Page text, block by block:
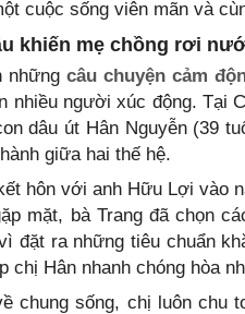
cuộc sống viên mãn và
khiến mẹ chồng rơi
nhữngcâu chuyện cảm
nhiều người xúc động. Tại
dâu út Hân Nguyễn (39
giữa hai thế hệ.
hôn với anh Hữu Lợi vào
mặt, bà Trang đã chọn
đặt ra những tiêu chuẩn
chị Hân nhanh chóng hòa
chung sống, chị luôn chu